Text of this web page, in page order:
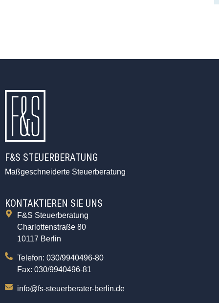
F&S STEUERBERATUNG
Maßgeschneiderte Steuerberatung
KONTAKTIEREN SIE UNS
F&S Steuerberatung
Charlottenstraße 80
10117 Berlin
Telefon: 030/9940496-80
Fax: 030/9940496-81
info@fs-steuerberater-berlin.de